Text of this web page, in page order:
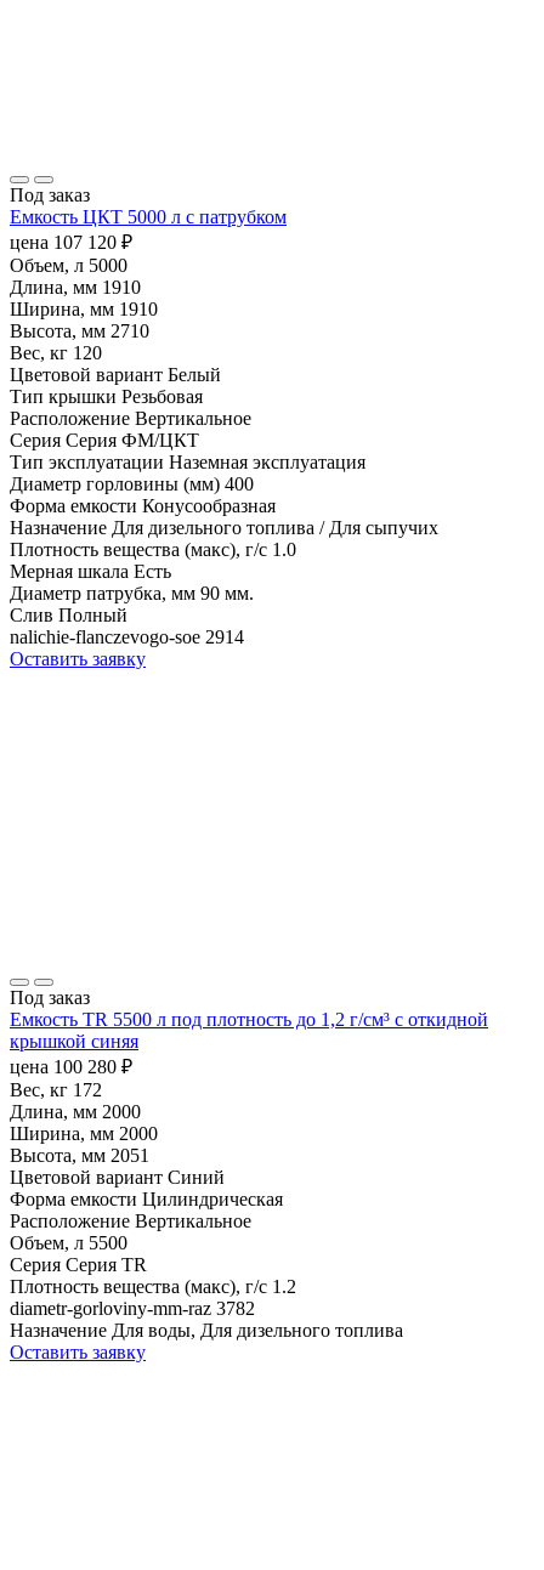
Под заказ
Емкость ЦКТ 5000 л с патрубком
цена 107 120 ₽
Объем, л 5000
Длина, мм 1910
Ширина, мм 1910
Высота, мм 2710
Вес, кг 120
Цветовой вариант Белый
Тип крышки Резьбовая
Расположение Вертикальное
Серия Серия ФМ/ЦКТ
Тип эксплуатации Наземная эксплуатация
Диаметр горловины (мм) 400
Форма емкости Конусообразная
Назначение Для дизельного топлива / Для сыпучих
Плотность вещества (макс), г/с 1.0
Мерная шкала Есть
Диаметр патрубка, мм 90 мм.
Слив Полный
nalichie-flanczevogo-soe 2914
Оставить заявку
Под заказ
Емкость TR 5500 л под плотность до 1,2 г/см³ с откидной
крышкой синяя
цена 100 280 ₽
Вес, кг 172
Длина, мм 2000
Ширина, мм 2000
Высота, мм 2051
Цветовой вариант Синий
Форма емкости Цилиндрическая
Расположение Вертикальное
Объем, л 5500
Серия Серия TR
Плотность вещества (макс), г/с 1.2
diametr-gorloviny-mm-raz 3782
Назначение Для воды, Для дизельного топлива
Оставить заявку